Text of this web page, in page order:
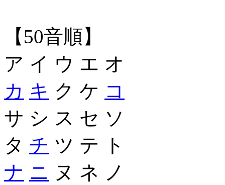
【50音順】
ア イ ウ エ オ
カ キ ク ケ コ
サ シ ス セ ソ
タ チ ツ テ ト
ナ ニ ヌ ネ ノ